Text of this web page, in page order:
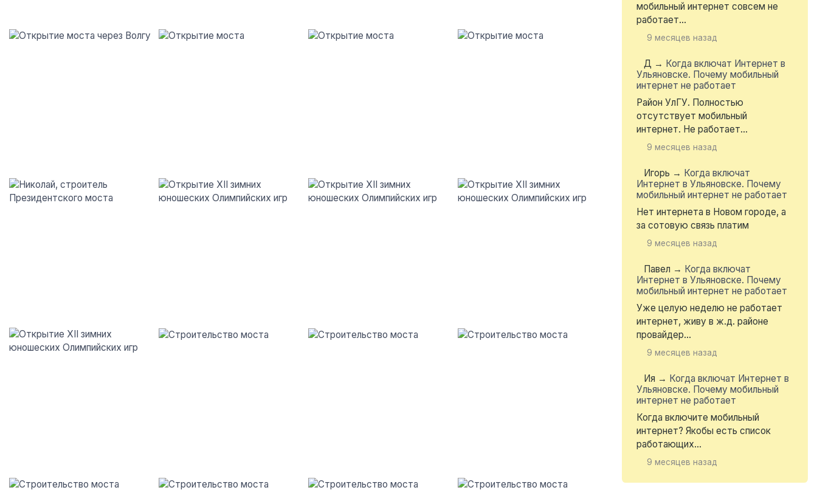
мобильный интернет совсем не
работает...
9 месяцев назад
Д → Когда включат Интернет в
Ульяновске. Почему мобильный
интернет не работает
Район УлГУ. Полностью
отсутствует мобильный
интернет. Не работает...
9 месяцев назад
Игорь → Когда включат
Интернет в Ульяновске. Почему
мобильный интернет не работает
Нет интернета в Новом городе, а
за сотовую связь платим
9 месяцев назад
Павел → Когда включат
Интернет в Ульяновске. Почему
мобильный интернет не работает
Уже целую неделю не работает
интернет, живу в ж.д. районе
провайдер...
9 месяцев назад
Ия → Когда включат Интернет в
Ульяновске. Почему мобильный
интернет не работает
Когда включите мобильный
интернет? Якобы есть список
работающих...
9 месяцев назад